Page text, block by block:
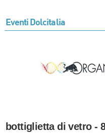
Eventi Dolcitalia
bottiglietta di vetro -